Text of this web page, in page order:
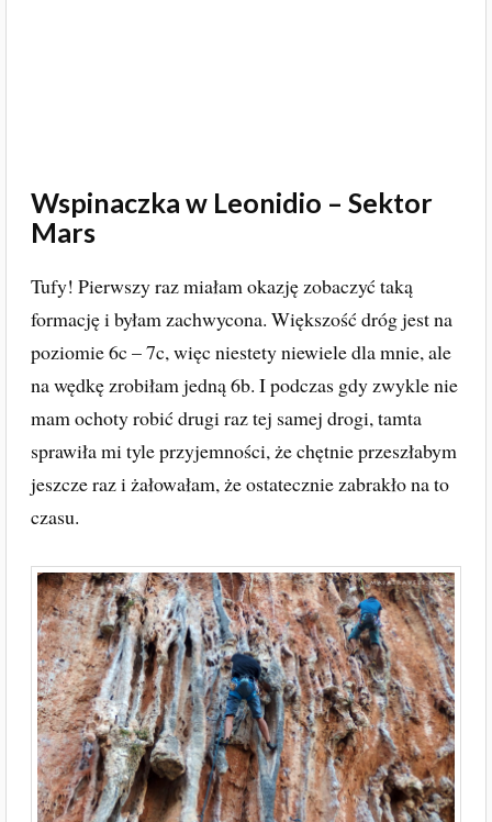
Wspinaczka w Leonidio – Sektor
Mars
Tufy! Pierwszy raz miałam okazję zobaczyć taką
formację i byłam zachwycona. Większość dróg jest na
poziomie 6c – 7c, więc niestety niewiele dla mnie, ale
na wędkę zrobiłam jedną 6b. I podczas gdy zwykle nie
mam ochoty robić drugi raz tej samej drogi, tamta
sprawiła mi tyle przyjemności, że chętnie przeszłabym
jeszcze raz i żałowałam, że ostatecznie zabrakło na to
czasu.